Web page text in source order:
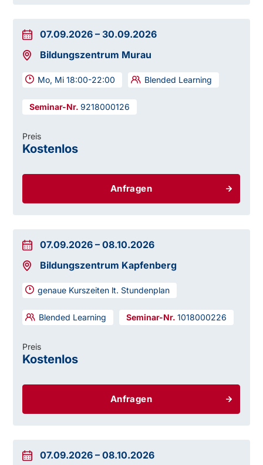
07.09.2026 – 30.09.2026
Bildungszentrum Murau
Mo, Mi 18:00-22:00 Blended Learning
9218000126
Anfragen
Preis
Kostenlos
07.09.2026 –08.10.2026
Bildungszentrum Kapfenberg
genaue Kurszeiten lt. Stundenplan
Blended Learning 1018000226
Anfragen
Preis
Kostenlos
07.09.2026 –08.10.2026